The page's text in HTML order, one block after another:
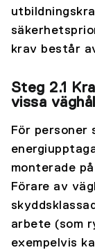
krav består
Steg 2.1
vissa
För personer
monterade
Förare av
arbete (som
exempelvis